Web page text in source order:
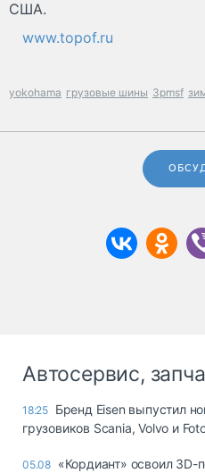
США.
www.topof.ru
yokohama грузовые шины 3pmsf
Автосервис,
18:25 Бренд Eisen выпустил
грузовиков Scania, Volvo и
05.08 «Кордиант» освоил 3D-